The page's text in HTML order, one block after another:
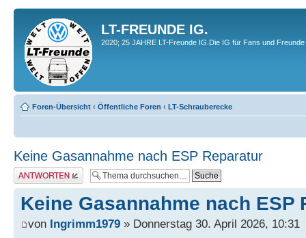
LT-FREUNDE IG.
2020; 25 JAHRE LT-Freunde IG.Die IG für Fans und
Foren-Übersicht ‹ Öffentliche Foren ‹ LT-Schrauberecke
Keine Gasannahme nach ESP Reparatur
Antwort erstellen
Keine Gasannahme nach ESP
von Ingrimm1979 » Donnerstag 30. April 2026, 10:31